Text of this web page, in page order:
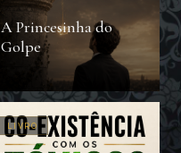
A Princesinha do
Golpe
LIVRO